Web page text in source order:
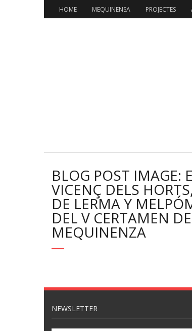
HOME MEQUINENSA PROJECTES
BLOG POST IMAGE:
VICENÇ DELS
DE LERMA Y
DEL V CERTAMEN
MEQUINENZA
NEWSLETTER